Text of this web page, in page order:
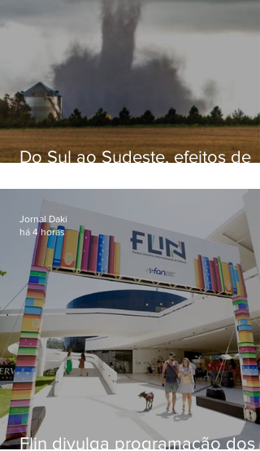
Do Sul ao Sudeste, efeitos de
apreensão na população
Flin divulga programação dos
Jornal Daki
há 4 horas